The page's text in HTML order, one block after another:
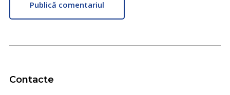
Publică comentariul
Contacte